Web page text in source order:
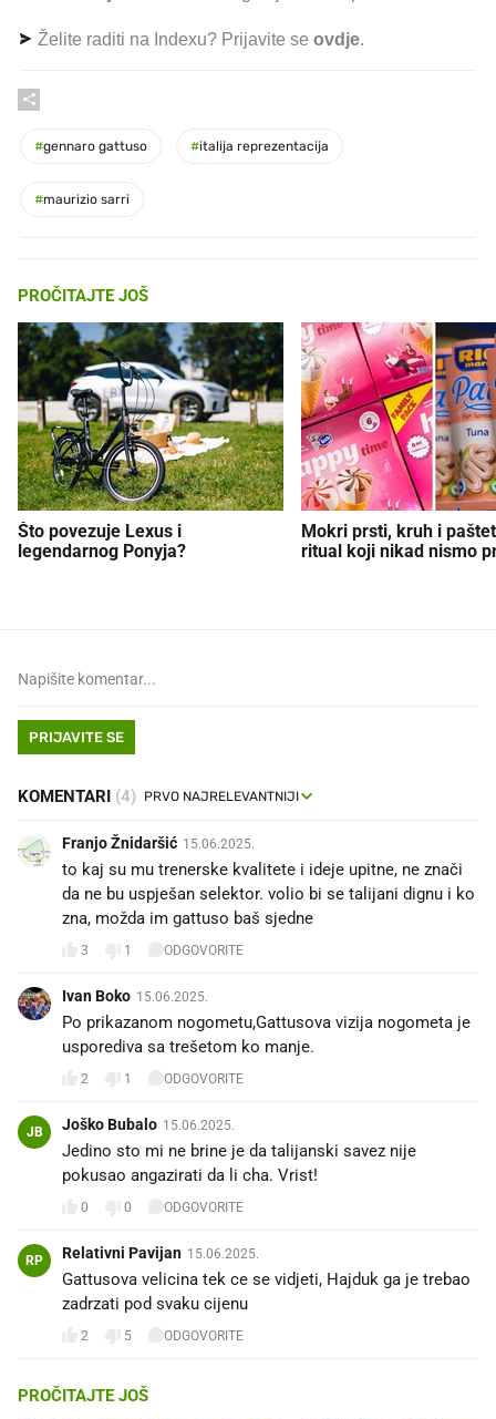
Želite raditi na Indexu? Prijavite se ovdje.
#gennaro gattuso #italija reprezentacija
#maurizio sarri
PROČITAJTE JOŠ
Što povezuje Lexus i
legendarnog Ponyja?
Mokri prsti, kruh i
ritual koji nikad nismo
PRIJAVITE SE
KOMENTARI (4)
Franjo Žnidaršić 15.06.2025.
to kaj su mu trenerske kvalitete i ideje upitne, ne znači
da ne bu uspješan selektor. volio bi se talijani dignu i ko
zna, možda im gattuso baš sjedne
3 1 ODGOVORITE
Ivan Boko 15.06.2025.
Po prikazanom nogometu,Gattusova vizija nogometa je
usporediva sa trešetom ko manje.
2 1 ODGOVORITE
JB Joško Bubalo 15.06.2025.
Jedino sto mi ne brine je da talijanski savez nije
pokusao angazirati da li cha. Vrist! 🤪
0 0 ODGOVORITE
RP Relativni Pavijan 15.06.2025.
Gattusova velicina tek ce se vidjeti, Hajduk ga je trebao
zadrzati pod svaku cijenu
2 5 ODGOVORITE
PROČITAJTE JOŠ